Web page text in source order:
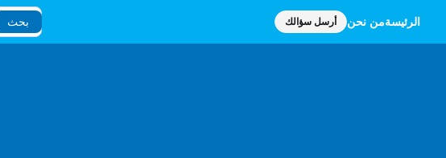
الرئيسةمن نحن أرسل سؤالك
بحث
بحث